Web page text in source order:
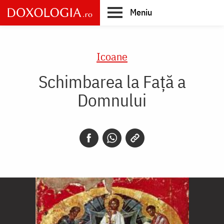
Skip
to
main
Meniu
Icoane
Schimbarea la Față a
Domnului